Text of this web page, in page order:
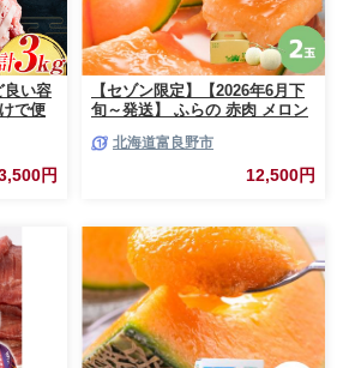
良い容
で便
小分
能食材
め物 お
ト
すそ
料
円
【セゾン限定】【2026年6月下
旬～発送】 ふらの 赤肉 メロン
市 (相馬農園) メロン フルーツ
果物 新鮮 甘い 贈り物 ギフト
道産 ジューシー おやつ ふらの
北海道富良野市
12,500円